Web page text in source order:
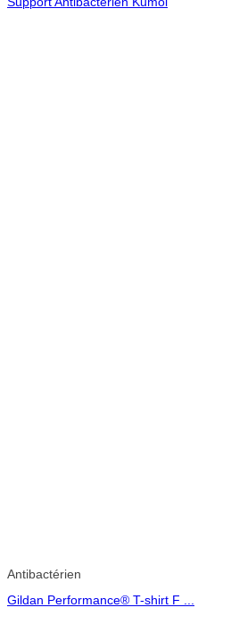
Antibactérien
Gildan Performance® T-shirt F ...